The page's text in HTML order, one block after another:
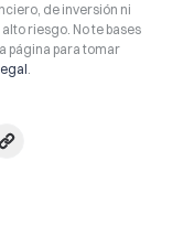
de inversión ni
riesgo. No te bases
página para tomar
.